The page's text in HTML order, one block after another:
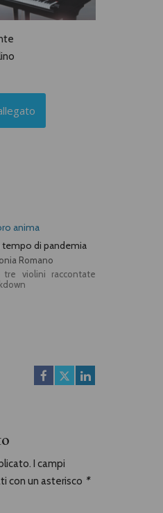
anima
tempo di pandemia
Romano
violini raccontate
I campi
con un asterisco *